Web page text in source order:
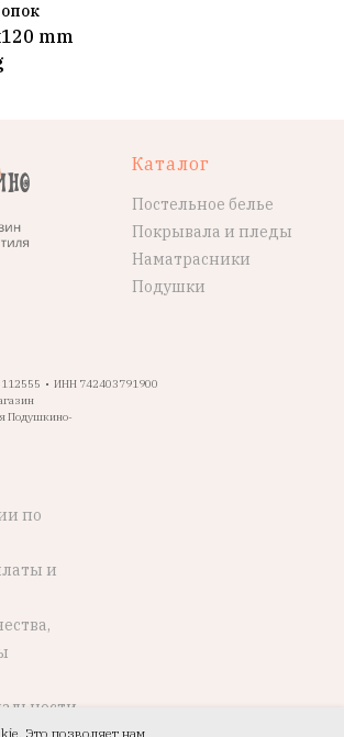
mm
• ИНН 742403791900
Подушкино-
Каталог
Постельное белье
Покрывала и пледы
Наматрасники
Подушки
по
и
Это позволяет нам